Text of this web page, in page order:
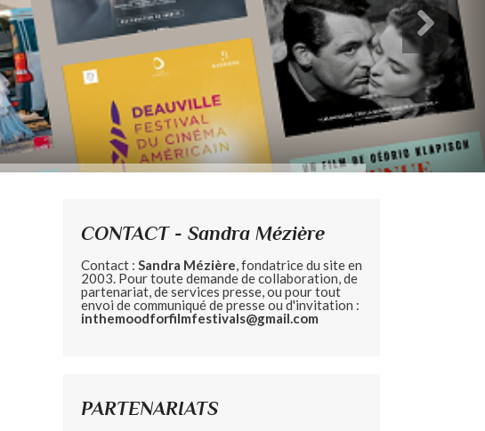
CONTACT - Sandra Mézière
Contact : Sandra Mézière, fondatrice du site en
2003. Pour toute demande de collaboration, de
partenariat, de services presse, ou pour tout
envoi de communiqué de presse ou d'invitation :
inthemoodforfilmfestivals@gmail.com
PARTENARIATS